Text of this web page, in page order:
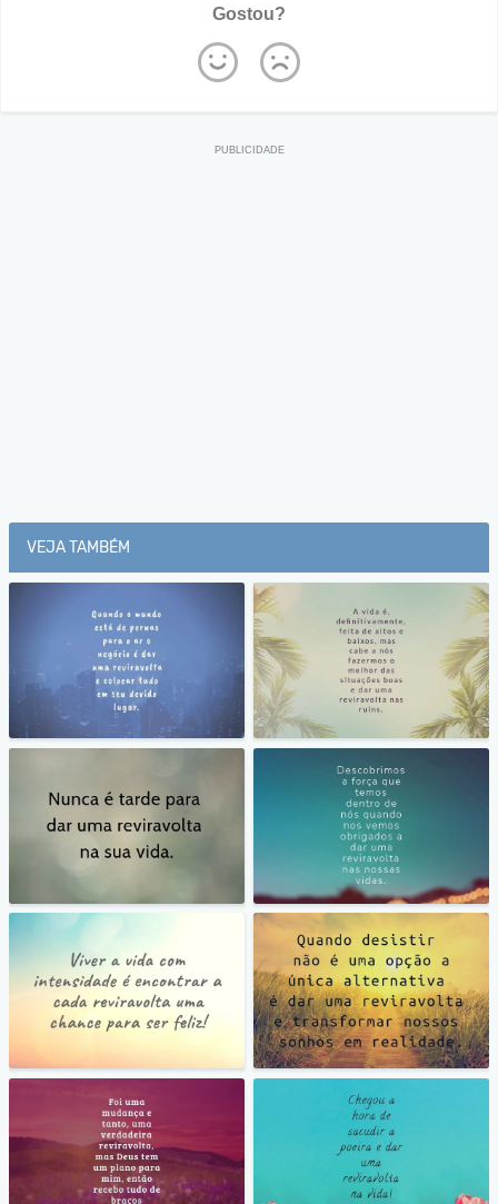
Gostou?
VEJA TAMBÉM